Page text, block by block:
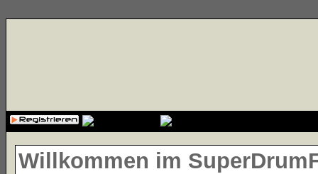
Willkommen im